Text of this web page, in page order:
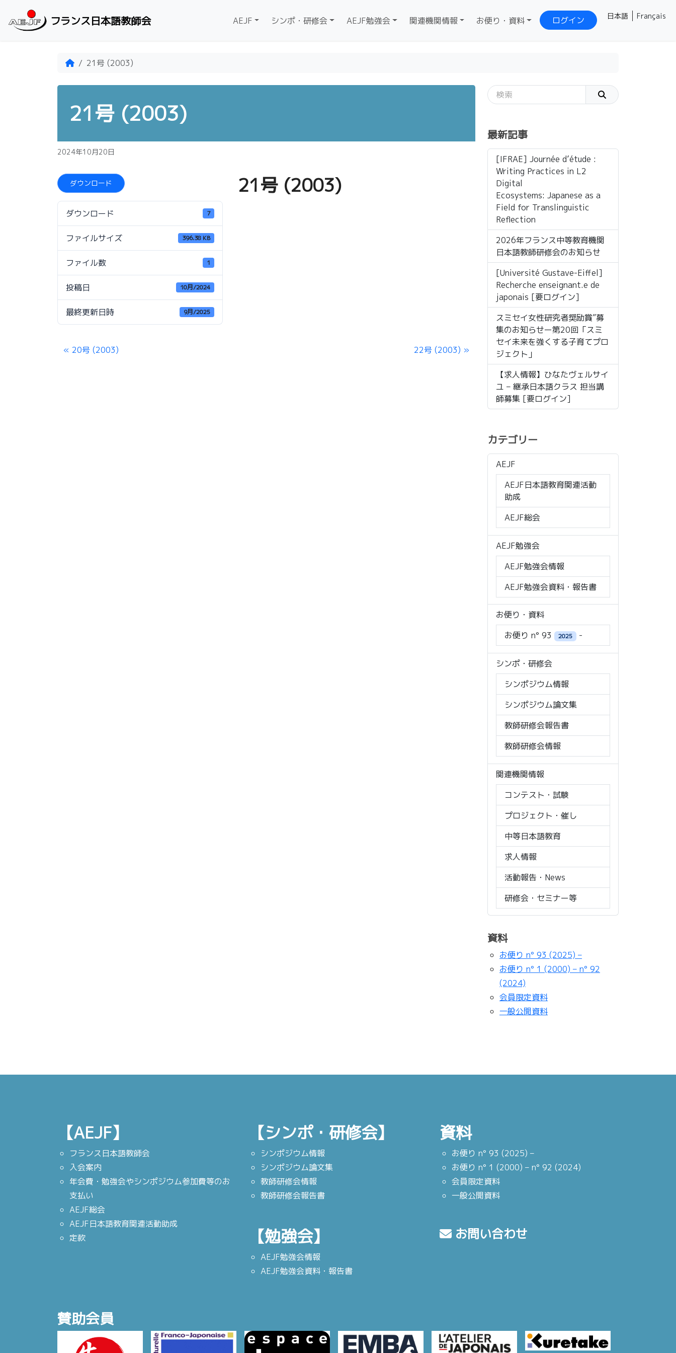
フランス日本語教師会 AEJF シンポ・研修会 AEJF勉強会 関連機関情報 お便り・資料 ログイン Français
日本語
Home21号 (2003)
21号 (2003)
2024年10月20日
ダウンロード
ダウンロード 7
ファイルサイズ 396.38 KB
ファイル数 1
投稿日 10月/2024
最終更新日時 9月/2025
21号 (2003)
20号 (2003) 22号 (2003)
最新記事
[IFRAE] Journée d’étude :
Writing Practices in L2
Digital
Ecosystems: Japanese as a
Field for Translinguistic
Reflection
2026年フランス中等教育機関
日本語教師研修会のお知らせ
[Université Gustave-Eiffel]
Recherche enseignant.e de
japonais [要ログイン]
スミセイ女性研究者奨励賞”募
集のお知らせー第20回「スミ
セイ未来を強くする子育てプロ
ジェクト」
【求人情報】ひなたヴェルサイ
ユ – 継承日本語クラス 担当講
師募集 [要ログイン]
カテゴリー
AEJF
AEJF日本語教育関連活動
助成
AEJF総会
AEJF勉強会
AEJF勉強会情報
AEJF勉強会資料・報告書
お便り・資料
お便り n° 93
2025 -
シンポ・研修会
シンポジウム情報
シンポジウム論文集
教師研修会報告書
教師研修会情報
関連機関情報
コンテスト・試験
プロジェクト・催し
中等日本語教育
求人情報
活動報告・News
研修会・セミナー等
資料
お便り n° 93 (2025) –
お便り n° 1 (2000) – n° 92
(2024)
会員限定資料
一般公開資料
【AEJF】
フランス日本語教師会
入会案内
年会費・勉強会やシンポジウム参加費等のお
支払い
AEJF総会
AEJF日本語教育関連活動助成
定款
【シンポ・研修会】
シンポジウム情報
シンポジウム論文集
教師研修会情報
教師研修会報告書
【勉強会】
AEJF勉強会情報
AEJF勉強会資料・報告書
資料
お便り n° 93 (2025) –
お便り n° 1 (2000) – n° 92 (2024)
会員限定資料
一般公開資料
お問い合わせ
賛助会員